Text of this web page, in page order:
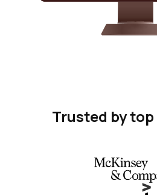
Trusted by